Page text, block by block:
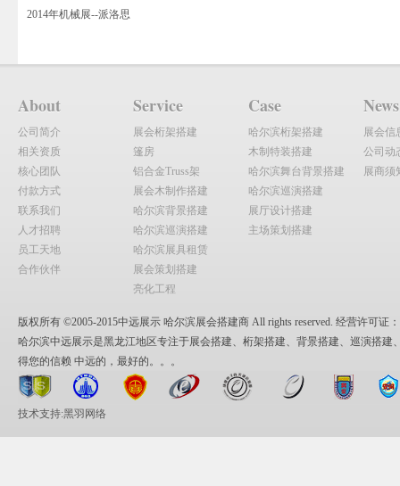
2014年机械展--派洛思
About
公司简介
相关资质
核心团队
付款方式
联系我们
人才招聘
员工天地
合作伙伴
Service
展会桁架搭建
篷房
铝合金Truss架
展会木制作搭建
哈尔滨背景搭建
哈尔滨巡演搭建
哈尔滨展具租赁
展会策划搭建
亮化工程
Case
哈尔滨桁架搭建
木制特装搭建
哈尔滨舞台背景搭建
哈尔滨巡演搭建
展厅设计搭建
主场策划搭建
News
展会信
公司动
展商须
版权所有 ©2005-2015中远展示 哈尔滨展会搭建商 All rights reserved. 经营许可证
哈尔滨中远展示是黑龙江地区专注于展会搭建、桁架搭建、背景搭建、巡演搭
得您的信赖 中远的，最好的。。。
技术支持:黑羽网络